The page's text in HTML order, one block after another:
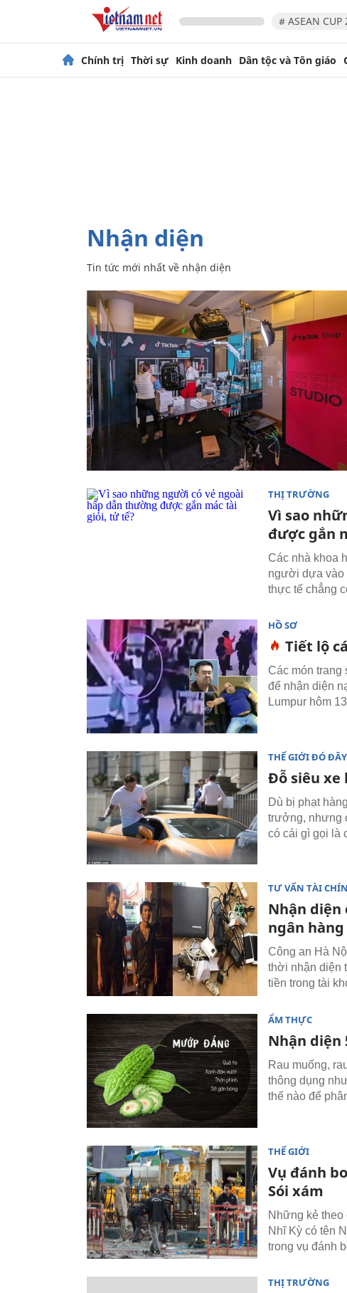
# ASEAN CUP
Chính trị Thời sự Kinh doanh Dân tộc và Tôn giáo
nhận diện
Tin tức mới nhất về nhận diện
THỊ TRƯỜNG
Vì sao
được gắn
Các nhà khoa
người dựa vào
thực tế chẳng
HỒ SƠ
Tiết lộ
Các món
để nhận diện
Lumpur hôm
THẾ GIỚI ĐÓ ĐÂY
Đỗ siêu
Dù bị phạt
trưởng, nhưng
có cái gì gọi là
TƯ VẤN TÀI
Nhận
ngân hàng
Công an Hà
thời nhận diện
tiền trong tài
ẨM THỰC
Nhận diện
Rau muống,
thông dụng
thế nào để
THẾ GIỚI
Vụ đánh
Sói xám
Những kẻ
Nhĩ Kỳ có tên
trong vụ đánh
THỊ TRƯỜNG